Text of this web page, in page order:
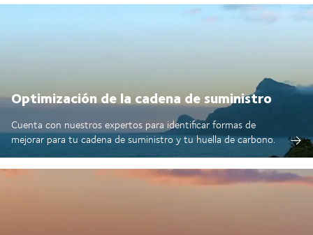
Optimización de la cadena de suministro
Cuenta con nuestros expertos para identificar formas de
mejorar para tu cadena de suministro y tu huella de carbono.